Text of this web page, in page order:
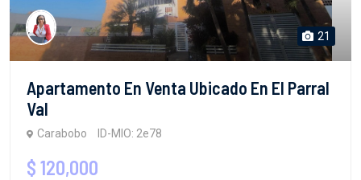
21
Apartamento En Venta Ubicado En El Parral
Val
Carabobo ID-MIO: 2e78
$ 120,000